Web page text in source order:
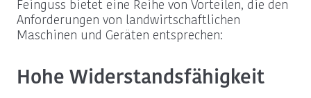
Feinguss bietet eine Reihe von Vorteilen, die den
Anforderungen von landwirtschaftlichen
Maschinen und Geräten entsprechen:
Hohe Widerstandsfähigkeit